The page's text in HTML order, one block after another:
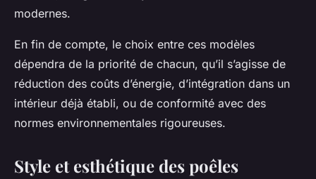
modernes.
En fin de compte, le choix entre ces modèles
dépendra de la priorité de chacun, qu’il s’agisse de
réduction des coûts d’énergie, d’intégration dans un
intérieur déjà établi, ou de conformité avec des
normes environnementales rigoureuses.
Style et esthétique des poêles